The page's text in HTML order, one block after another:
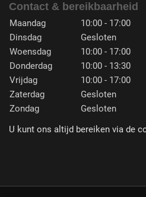
Contact & bereikbaarheid
Maandag
10:00 - 17:00
Dinsdag
Gesloten
Woensdag
10:00 - 17:00
Donderdag
10:00 - 13:30
Vrijdag
10:00 - 17:00
Zaterdag
Gesloten
Zondag
Gesloten
U kunt ons altijd bereiken via de